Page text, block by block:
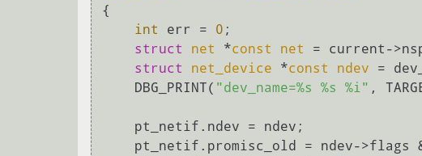
{
int
err = 0 ;
struct
net *const net = current-
struct
net_device *const ndev =
    DBG_PRINT(
"dev_name=%s %s %i" ,